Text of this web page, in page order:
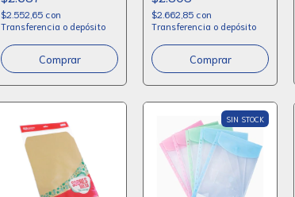
$2.552,65 con
Transferencia o depósito
$2.662,85 con
Transferencia o depósito
SIN STOCK